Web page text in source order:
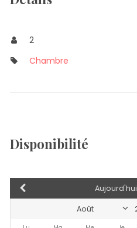
2
Chambre
Disponibilité
Aujourd'hui